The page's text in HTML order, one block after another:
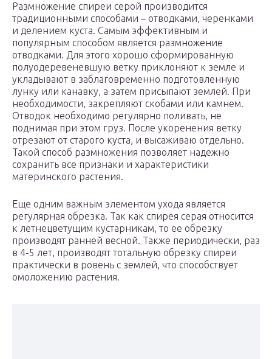
Размножение спиреи серой производится
традиционными способами – отводками, черенками
и делением куста. Самым эффективным и
популярным способом является размножение
отводками. Для этого хорошо сформированную
полуодеревеневшую ветку приклоняют к земле и
укладывают в заблаговременно подготовленную
лунку или канавку, а затем присыпают землей. При
необходимости, закрепляют скобами или камнем.
Отводок необходимо регулярно поливать, не
поднимая при этом груз. После укоренения ветку
отрезают от старого куста, и высаживаю отдельно.
Такой способ размножения позволяет надежно
сохранить все признаки и характеристики
материнского растения.
Еще одним важным элементом ухода является
регулярная обрезка. Так как спирея серая относится
к летнецветущим кустарникам, то ее обрезку
производят ранней весной. Также периодически, раз
в 4-5 лет, производят тотальную обрезку спиреи
практически в ровень с землей, что способствует
омоложению растения.